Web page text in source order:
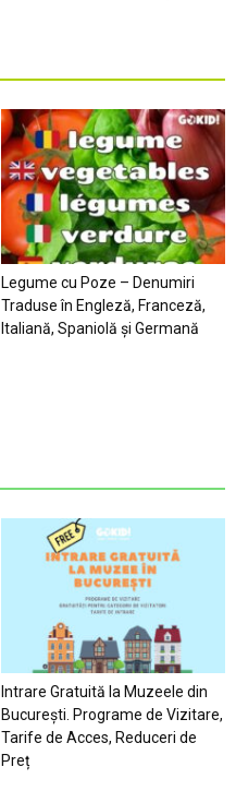
Legume cu Poze – Denumiri
Traduse în Engleză, Franceză,
Italiană, Spaniolă şi Germană
Intrare Gratuită la Muzeele din
București. Programe de Vizitare,
Tarife de Acces, Reduceri de
Preț